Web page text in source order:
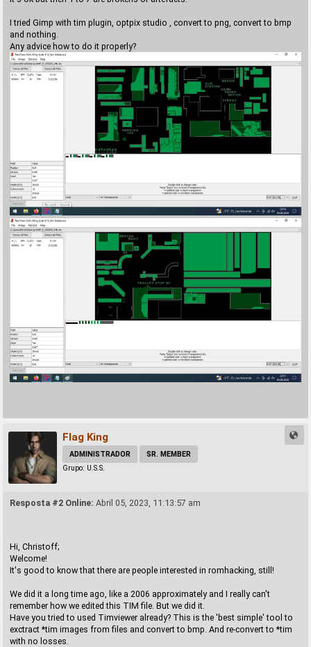
I tried Gimp with tim plugin, optpix studio , convert to png, convert to bmp
and nothing.
Any advice how to do it properly?
Flag King
ADMINISTRADOR
SR. MEMBER
Grupo: U.S.S.
Resposta #2 Online: Abril 05, 2023, 11:13:57 am
Hi, Christoff;
Welcome!
It's good to know that there are people interested in romhacking, still!
We did it a long time ago, like a 2006 approximately and I really can't
remember how we edited this TIM file. But we did it.
Have you tried to used Timviewer already? This is the 'best simple' tool to
exctract *tim images from files and convert to bmp. And re-convert to *tim
with no losses.